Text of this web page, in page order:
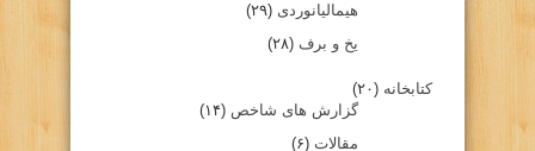
هیمالیانوردی (۲۹)
یخ و برف (۲۸)
کتابخانه (۲۰)
گزارش های شاخص (۱۴)
مقالات (۶)